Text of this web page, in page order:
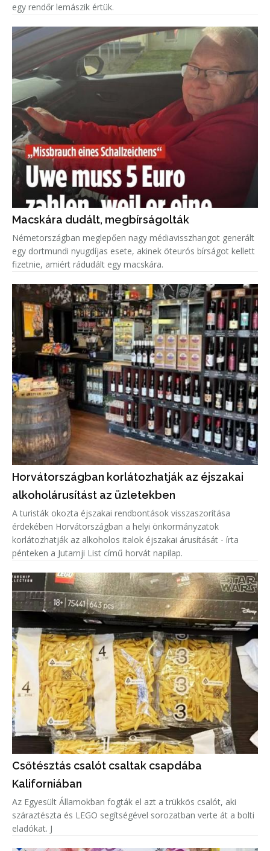
egy rendőr lemászik értük.
Macskára dudált, megbírságolták
Németországban meglepően nagy médiavisszhangot generált
egy dortmundi nyugdíjas esete, akinek öteurós bírságot kellett
fizetnie, amiért rádudált egy macskára.
Horvátországban korlátozhatják az éjszakai
alkoholárusítást az üzletekben
A turisták okozta éjszakai rendbontások visszaszorítása
érdekében Horvátországban a helyi önkormányzatok
korlátozhatják az alkoholos italok éjszakai árusítását - írta
pénteken a Jutarnji List című horvát napilap.
Csőtésztás csalót csaltak csapdába
Kaliforniában
Az Egyesült Államokban fogták el azt a trükkös csalót, aki
száraztészta és LEGO segítségével sorozatban verte át a bolti
eladókat. J